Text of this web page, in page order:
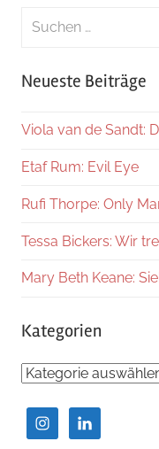
Suchen
Neueste Beiträge
Viola van de Sandt:
Etaf Rum: Evil Eye
Rufi Thorpe: Only
Tessa Bickers: Wir
Mary Beth Keane:
Kategorien
Kategorien